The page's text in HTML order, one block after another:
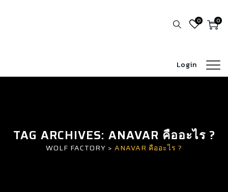
0
0
Login
TAG ARCHIVES: ANAVAR คืออะไร ?
WOLF FACTORY > ANAVAR คืออะไร ?